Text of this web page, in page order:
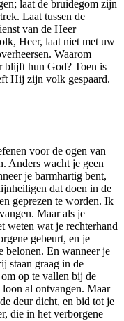
laat de bruidegom zijn
Laat tussen de
van de Heer
Heer, laat niet met uw
Waarom
blijft hun God? Toen is
Hij zijn volk gespaard.
voor de ogen van
Anders wacht je geen
je barmhartig bent,
dat doen in de
geprezen te worden. Ik
Maar als je
weten wat je rechterhand
gebeurt, en je
belonen. En wanneer je
staan graag in de
op te vallen bij de
al ontvangen. Maar
deur dicht, en bid tot je
die in het verborgene